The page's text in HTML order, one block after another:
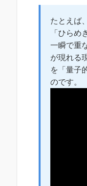
たとえば
「ひらめ
一瞬で重
が現れる
を「量子
のです。